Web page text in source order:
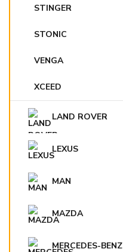
STINGER
STONIC
VENGA
XCEED
LAND ROVER
LEXUS
MAN
MAZDA
MERCEDES-BENZ